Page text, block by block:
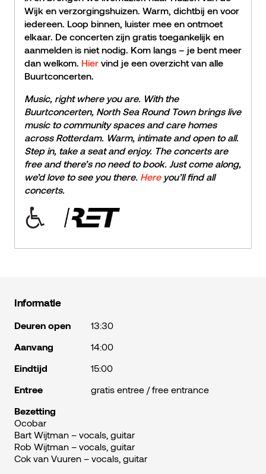
Wijk en verzorgingshuizen. Warm, dichtbij en voor
iedereen. Loop binnen, luister mee en ontmoet
elkaar. De concerten zijn gratis toegankelijk en
aanmelden is niet nodig. Kom langs – je bent meer
dan welkom. Hier vind je een overzicht van alle
Buurtconcerten.
Music, right where you are. With the
Buurtconcerten, North Sea Round Town brings live
music to community spaces and care homes
across Rotterdam. Warm, intimate and open to all.
Step in, take a seat and enjoy. The concerts are
free and there’s no need to book. Just come along,
we’d love to see you there. Hereyou’ll findall
concerts.
Informatie
Deuren open
13:30
Aanvang
14:00
Eindtijd
15:00
Entree
gratis entree / free entrance
Bezetting
Ocobar
Bart Wijtman – vocals, guitar
Rob Wijtman – vocals, guitar
Cok van Vuuren – vocals, guitar